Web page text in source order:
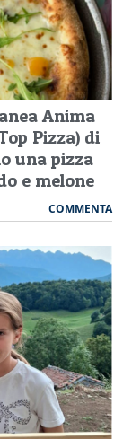
Anima
Pizza) di
una pizza
e melone
COMMENTA